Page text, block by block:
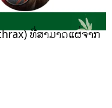
ທີ່ສາມາດແຜ່ຈາກ